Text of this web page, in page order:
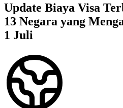
Update Biaya Visa
13 Negara yang
1 Juli